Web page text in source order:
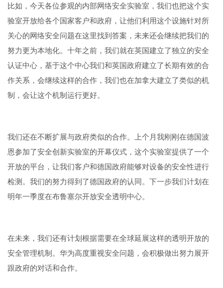
比如，今天各位参观的内部网络安全实验室，我们也把这个实
验室开放给各个国家客户和政府，让他们利用这个设施针对所
关心的网络安全问题在这里找到答案，未来还会继续把我们的
努力更为本地化。十年之前，我们就在英国建立了独立的安全
认证中心，基于这个中心我们和英国政府建立了长期有效的合
作关系，会继续这样的合作，我们也在加拿大建立了类似的机
制，会让这个机制运行更好。
我们还在不断扩展与政府类似的合作。上个月我刚刚在德国波
恩参加了安全创新实验室的开幕仪式，这个实验室提供了一个
开放的平台，让我们客户和德国政府能够对设备的安全性进行
检测。我们的努力得到了德国政府的认同。下一步我们计划在
明年一季度在布鲁塞尔开放安全透明中心。
在未来，我们还有计划根据需要在全球延展这样的透明开放的
安全管理机制。华为高度重视安全问题，会积极做出努力展开
跟政府的对话和合作。